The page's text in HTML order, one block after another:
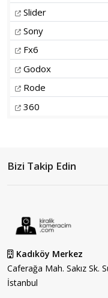
Slider
Sony
Fx6
Godox
Rode
360
Bizi Takip Edin
Kadıköy Merkez
Caferağa Mah. Sakız Sk.
İstanbul